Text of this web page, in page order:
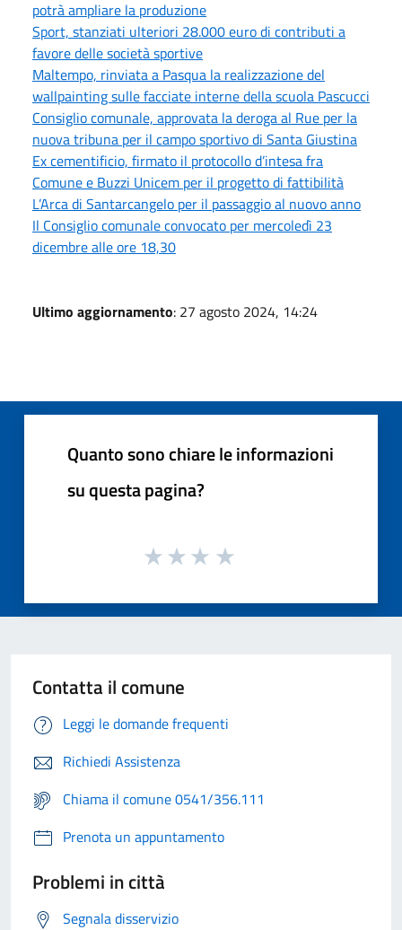
potrà ampliare la produzione
Sport, stanziati ulteriori 28.000 euro di contributi a
favore delle società sportive
Maltempo, rinviata a Pasqua la realizzazione del
wallpainting sulle facciate interne della scuola Pascucci
Consiglio comunale, approvata la deroga al Rue per la
nuova tribuna per il campo sportivo di Santa Giustina
Ex cementificio, firmato il protocollo d’intesa fra
Comune e Buzzi Unicem per il progetto di fattibilità
L’Arca di Santarcangelo per il passaggio al nuovo anno
Il Consiglio comunale convocato per mercoledì 23
dicembre alle ore 18,30
Ultimo aggiornamento: 27 agosto 2024, 14:24
Quanto sono chiare le informazioni
su questa pagina?
Contatta il comune
Leggi le domande frequenti
Richiedi Assistenza
Chiama il comune 0541/356.111
Prenota un appuntamento
Problemi in città
Segnala disservizio